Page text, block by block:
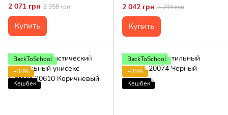
2 071 грн 2 958 грн
Купить
2 042 грн 3 294 грн
Купить
BackToSchool
−38%
Кешбек
BackToSchool
−35%
Кешбек